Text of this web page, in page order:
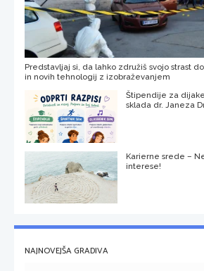
Predstavljaj si, da lahko združiš svojo strast
in novih tehnologij z izobraževanjem
Štipendije za
sklada dr. Janeza
Karierne srede –
interese!
NAJNOVEJŠA GRADIVA